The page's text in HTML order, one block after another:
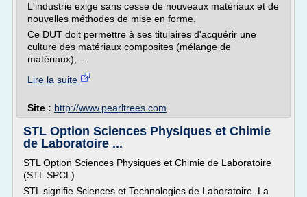
L'industrie exige sans cesse de nouveaux matériaux et de
nouvelles méthodes de mise en forme.
Ce DUT doit permettre à ses titulaires d'acquérir une
culture des matériaux composites (mélange de
matériaux),...
Lire la suite
Site : http://www.pearltrees.com
STL Option Sciences Physiques et Chimie
de Laboratoire ...
STL Option Sciences Physiques et Chimie de Laboratoire
(STL SPCL)
STL signifie Sciences et Technologies de Laboratoire. La